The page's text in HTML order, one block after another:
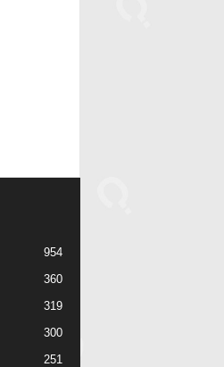
954
360
319
300
251